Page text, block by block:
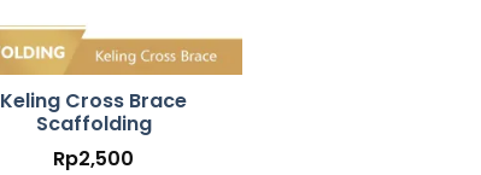
Keling Cross Brace
Scaffolding
Rp2,500